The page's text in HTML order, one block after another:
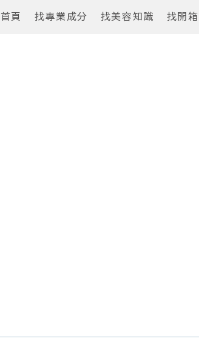
首頁 找專業成分 找美容知識 找開